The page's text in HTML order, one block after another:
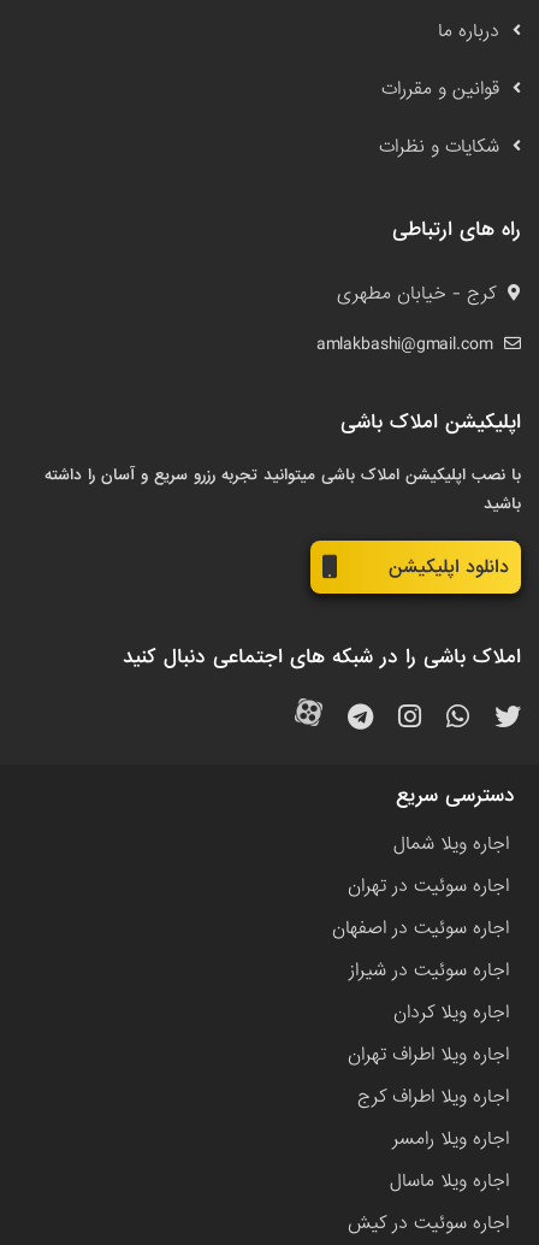
درباره ما
قوانین و مقررات
شکایات و نظرات
راه های ارتباطی
کرج - خیابان مطهری
amlakbashi@gmail.com
اپلیکیشن املاک باشی
با نصب اپلیکیشن املاک باشی میتوانید تجربه رزرو سریع و آسان را داشته
باشید
دانلود اپلیکیشن
املاک باشی را در شبکه های اجتماعی دنبال کنید
دسترسی سریع
اجاره ویلا شمال
اجاره سوئیت در تهران
اجاره سوئیت در اصفهان
اجاره سوئیت در شیراز
اجاره ویلا کردان
اجاره ویلا اطراف تهران
اجاره ویلا اطراف کرج
اجاره ویلا رامسر
اجاره ویلا ماسال
اجاره سوئیت در کیش